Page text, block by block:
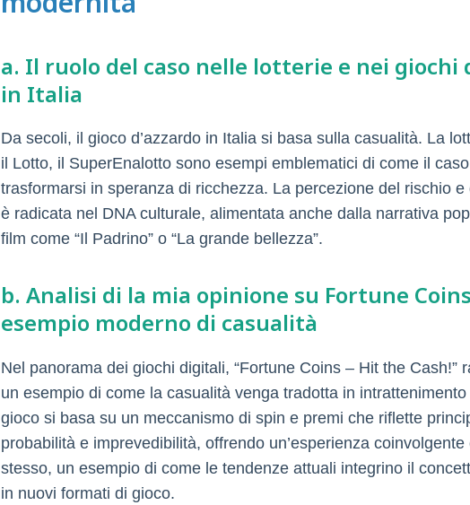
a. Il ruolo del caso nelle lotterie e nei giochi
in Italia
Da secoli, il gioco d’azzardo in Italia si basa sulla casualità. La
il Lotto, il SuperEnalotto sono esempi emblematici di come il
trasformarsi in speranza di ricchezza. La percezione del rischio e
è radicata nel DNA culturale, alimentata anche dalla narrativa
film come “Il Padrino” o “La grande bellezza”.
b. Analisi di la mia opinione su Fortune
esempio moderno di casualità
Nel panorama dei giochi digitali, “Fortune Coins – Hit the Cash!”
un esempio di come la casualità venga tradotta in
gioco si basa su un meccanismo di spin e premi che riflette
probabilità e imprevedibilità, offrendo un’esperienza
stesso, un esempio di come le tendenze attuali integrino il
in nuovi formati di gioco.